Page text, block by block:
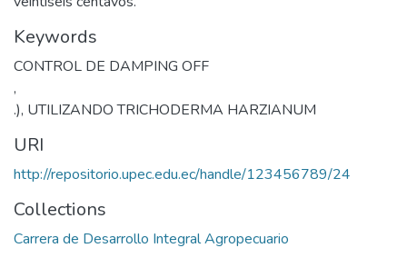
Keywords
CONTROL DE DAMPING OFF
,
.), UTILIZANDO TRICHODERMA HARZIANUM
URI
http://repositorio.upec.edu.ec/handle/123456789/24
Collections
Carrera de Desarrollo Integral Agropecuario